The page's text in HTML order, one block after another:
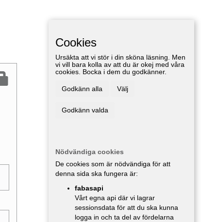
Cookies
Ursäkta att vi stör i din sköna läsning. Men
vi vill bara kolla av att du är okej med våra
cookies. Bocka i dem du godkänner.
Godkänn alla Välj
Godkänn valda
Nödvändiga cookies
De cookies som är nödvändiga för att
denna sida ska fungera är:
fabasapi
Vårt egna api där vi lagrar
sessionsdata för att du ska kunna
logga in och ta del av fördelarna